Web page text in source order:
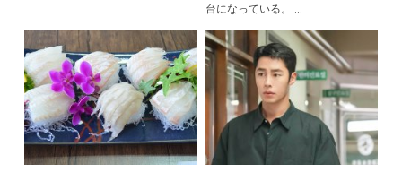
台になっている。 ...